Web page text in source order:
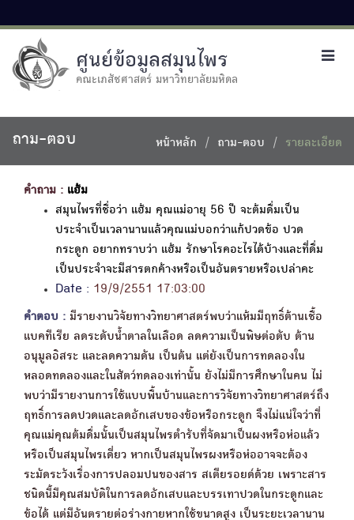
ศูนย์ข้อมูลสมุนไพร
คณะเภสัชศาสตร์ มหาวิทยาลัยมหิดล
ถาม-ตอบ หน้าหลัก ถาม-ตอบ รายละเอียด
คำถาม : แฮ้ม
สมุนไพรที่ชื่อว่า แฮ้ม คุณแม่อายุ 56 ปี จะต้มดื่มเป็น
ประจำเป็นเวลานานแล้วคุณแม่บอกว่าแก้ปวดข้อ ปวด
กระดูก อยากทราบว่า แฮ้ม รักษาโรคอะไรได้บ้างและที่ดื่ม
เป็นประจำจะมีสารตกค้างหรือเป็นอันตรายหรือเปล่าคะ
Date : 19/9/2551 17:03:00
คำตอบ : มีรายงานวิจัยทางวิทยาศาสตร์พบว่าแห้มมีฤทธิ์ต้านเชื้อ
แบคทีเรีย ลดระดับน้ำตาลในเลือด ลดความเป็นพิษต่อตับ ต้าน
อนุมูลอิสระ และลดความดัน เป็นต้น แต่ยังเป็นการทดลองใน
หลอดทดลองและในสัตว์ทดลองเท่านั้น ยังไม่มีการศึกษาในคน ไม่
พบว่ามีรายงานการใช้แบบพื้นบ้านและการวิจัยทางวิทยาศาสตร์ถึง
ฤทธิ์การลดปวดและลดอักเสบของข้อหรือกระดูก จึงไม่แน่ใจว่าที่
คุณแม่คุณต้มดื่มนั้นเป็นสมุนไพรตำรับที่จัดมาเป็นผงหรือห่อแล้ว
หรือเป็นสมุนไพรเดี่ยว หากเป็นสมุนไพรผงหรือห่ออาจจะต้อง
ระมัดระวังเรื่องการปลอมปนของสาร สเตียรอยด์ด้วย เพราะสาร
ชนิดนี้มีคุณสมบัติในการลดอักเสบและบรรเทาปวดในกระดูกและ
ข้อได้ แต่มีอันตรายต่อร่างกายหากใช้ขนาดสูง เป็นระยะเวลานาน